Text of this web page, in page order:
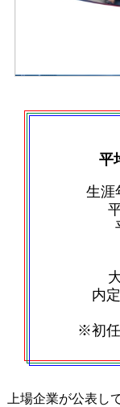
平
生涯
内
※初
上場企業が公表し